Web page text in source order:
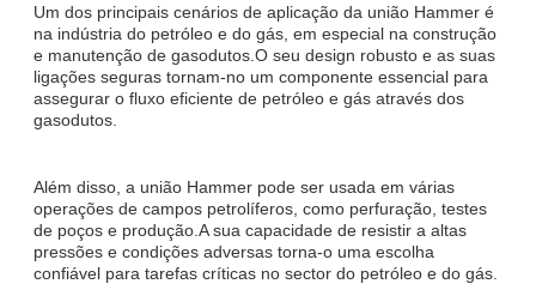
Um dos principais cenários de aplicação da união Hammer é
na indústria do petróleo e do gás, em especial na construção
e manutenção de gasodutos.O seu design robusto e as suas
ligações seguras tornam-no um componente essencial para
assegurar o fluxo eficiente de petróleo e gás através dos
gasodutos.
Além disso, a união Hammer pode ser usada em várias
operações de campos petrolíferos, como perfuração, testes
de poços e produção.A sua capacidade de resistir a altas
pressões e condições adversas torna-o uma escolha
confiável para tarefas críticas no sector do petróleo e do gás.